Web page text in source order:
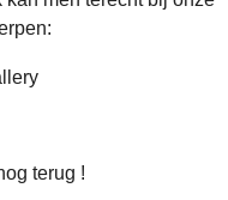
terug !